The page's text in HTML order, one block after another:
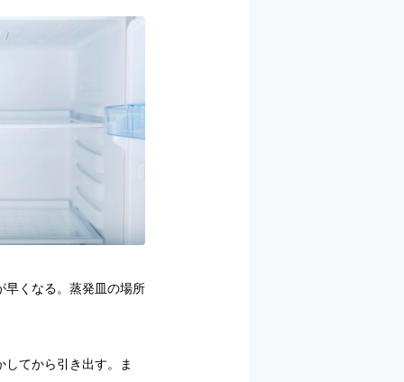
早くなる。蒸発皿の場所
てから引き出す。ま